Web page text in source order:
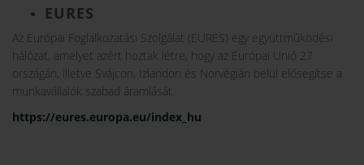
EURES
Az Európai Foglalkozatási Szolgálat (EURES) egy együttműködési
hálózat, amelyet azért hoztak létre, hogy az Európai Unió 27
országán, illetve Svájcon, Izlandon és Norvégián belül elősegítse a
munkavállalók szabad áramlását.
https://eures.europa.eu/index_hu